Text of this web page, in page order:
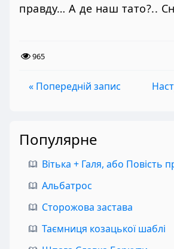
правду… А де наш тато?..
965
« Попередній запис
Популярне
Альбатрос
Сторожова застава
Таємниця козацької шаблі